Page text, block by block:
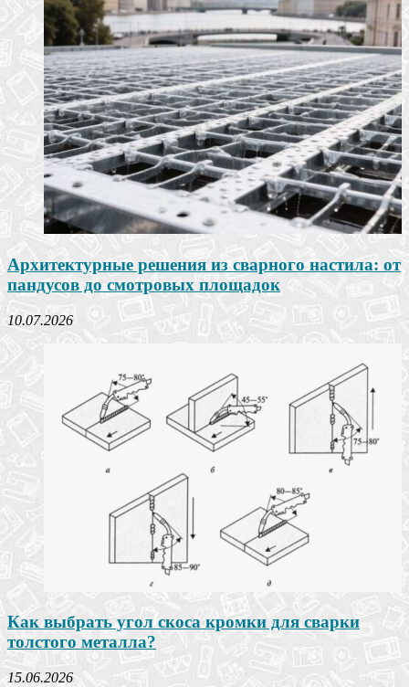
Архитектурные решения из сварного настила: от
пандусов до смотровых площадок
10.07.2026
Как выбрать угол скоса кромки для сварки
толстого металла?
15.06.2026